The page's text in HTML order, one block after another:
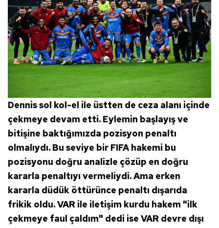
Dennis sol kol-el ile üstten de ceza alanı içinde
çekmeye devam etti. Eylemin başlayış ve
bitişine baktığımızda pozisyon penaltı
olmalıydı. Bu seviye bir FIFA hakemi bu
pozisyonu doğru analizle çözüp en doğru
kararla penaltıyı vermeliydi. Ama erken
kararla düdük öttürünce penaltı dışarıda
frikik oldu. VAR ile iletişim kurdu hakem "ilk
çekmeye faul çaldım" dedi ise VAR devre dışı